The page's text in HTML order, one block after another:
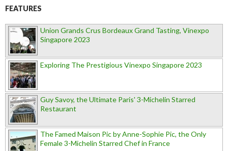
FEATURES
Union Grands Crus Bordeaux Grand Tasting, Vinexpo
Singapore 2023
Exploring The Prestigious Vinexpo Singapore 2023
Guy Savoy, the Ultimate Paris' 3-Michelin Starred
Restaurant
The Famed Maison Pic by Anne-Sophie Pic, the Only
Female 3-Michelin Starred Chef in France